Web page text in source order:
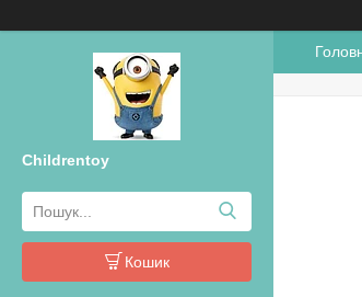
Childrentoy
Кошик